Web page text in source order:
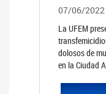
07/06/2022
La UFEM
dolosos de
en la Ciudad